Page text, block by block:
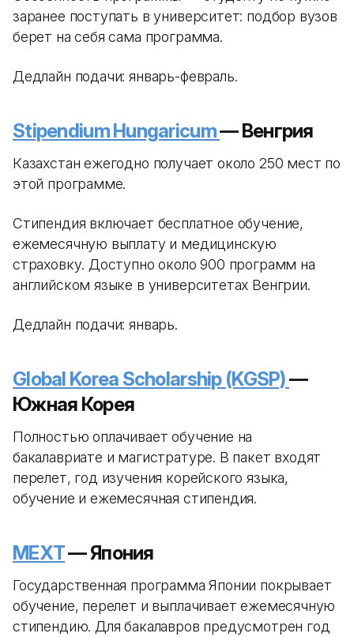
заранее поступать в университет: подбор вузов
берет на себя сама программа.
Дедлайн подачи: январь-февраль.
Stipendium Hungaricum— Венгрия
Казахстан ежегодно получает около 250 мест по
этой программе.
Стипендия включает бесплатное обучение,
ежемесячную выплату и медицинскую
страховку. Доступно около 900 программ на
английском языке в университетах Венгрии.
Дедлайн подачи: январь.
Global Korea Scholarship (KGSP)—
Южная Корея
Полностью оплачивает обучение на
бакалавриате и магистратуре. В пакет входят
перелет, год изучения корейского языка,
обучение и ежемесячная стипендия.
MEXT— Япония
Государственная программа Японии покрывает
обучение, перелет и выплачивает ежемесячную
стипендию. Для бакалавров предусмотрен год